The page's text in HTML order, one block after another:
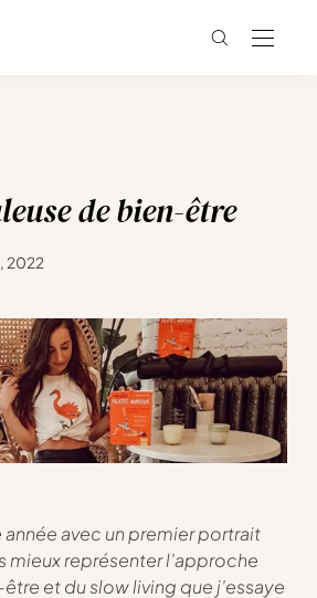
de bien-être
2022
avec un premier portrait
mieux représenter l’approche
et du slow living que j’essaye